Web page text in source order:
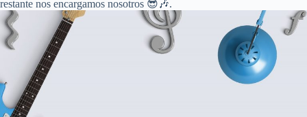
restante nos encargamos nosotros 😎🎶.